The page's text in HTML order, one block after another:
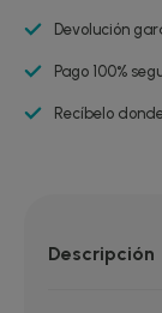
Devolución
Pago 100%
Recíbelo
Descripción